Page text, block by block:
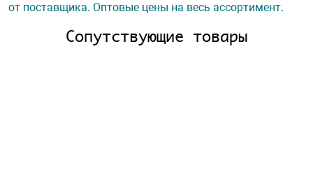
от поставщика. Оптовые цены на весь ассортимент.
Сопутствующие товары